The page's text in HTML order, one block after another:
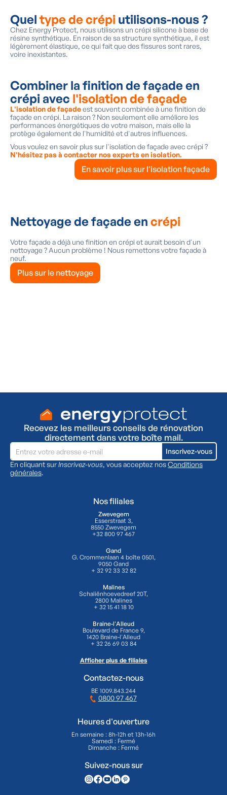
Quel type de crépi utilisons-nous ?
Chez Energy Protect, nous utilisons un crépi silicone à base de
résine synthétique. En raison de sa structure synthétique, il est
légèrement élastique, ce qui fait que des fissures sont rares,
voire inexistantes.
Combiner la finition de façade en
crépi avec l'isolation de façade
L'isolation de façadeest souvent combinée à une finition de
façade en crépi. La raison ? Non seulement elle améliore les
performances énergétiques de votre maison, mais elle la
protège également de l'humidité et d'autres influences.
Vous voulez en savoir plus sur l'isolation de façade avec crépi ?
N'hésitez pas à contacter nos experts en isolation.
En savoir plus sur l'isolation façade
Nettoyage de façade en crépi
Votre façade a déjà une finition en crépi et aurait besoin d'un
nettoyage ? Aucun problème ! Nous remettons votre façade à
neuf.
Plus sur le nettoyage
Recevez les meilleurs conseils de rénovation
directement dans votre boîte mail.
En cliquant surInscrivez-vous, vous acceptez nosConditions
générales.
Nos filiales
Zwevegem
Esserstraat 3,
8550 Zwevegem
+32 800 97 467
Gand
G. Crommenlaan 4 boîte 0501,
9050 Gand
+ 32 92 33 32 82
Malines
Schaliënhoevedreef 20T,
2800 Malines
+ 32 15 41 18 10
Braine-l'Alleud
Boulevard de France 9,
1420 Braine-l'Alleud
+ 32 26 69 03 84
Afficher plus de filiales
Contactez-nous
BE 1009.843.244
0800 97 467
Heures d'ouverture
En semaine : 8h-12h et 13h-16h
Samedi : Fermé
Dimanche : Fermé
Suivez-nous sur